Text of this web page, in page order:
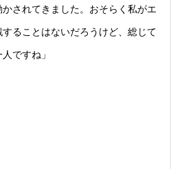
されてきました。おそらく私がエ
ることはないだろうけど、総じて
ですね」